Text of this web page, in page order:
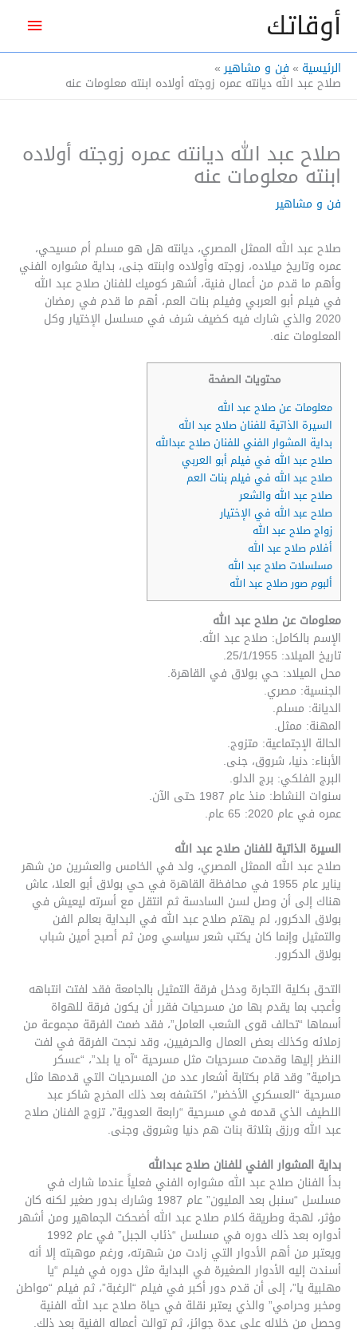
تخطي
المحتوىأوقاتك
الرئيسية فن و مشاهير
صلاح عبد الله ديانته عمره زوجته أولاده ابنته معلومات عنه
صلاح عبد الله ديانته عمره زوجته أولاده
ابنته معلومات عنه
فن و مشاهير
صلاح عبد الله الممثل المصري، ديانته هل هو مسلم أم مسيحي،
عمره وتاريخ ميلاده، زوجته وأولاده وابنته جنى، بداية مشواره الفني
وأهم ما قدم من أعمال فنية، أشهر كوميك للفنان صلاح عبد الله
في فيلم أبو العربي وفيلم بنات العم، أهم ما قدم في رمضان
2020 والذي شارك فيه كضيف شرف في مسلسل الإختيار وكل
المعلومات عنه.
محتويات الصفحة
معلومات عن صلاح عبد الله
السيرة الذاتية للفنان صلاح عبد الله
بداية المشوار الفني للفنان صلاح عبدالله
صلاح عبد الله في فيلم أبو العربي
صلاح عبد الله في فيلم بنات العم
صلاح عبد الله والشعر
صلاح عبد الله في الإختيار
زواج صلاح عبد الله
أفلام صلاح عبد الله
مسلسلات صلاح عبد الله
ألبوم صور صلاح عبد الله
معلومات عن صلاح عبد الله
الإسم بالكامل: صلاح عبد الله.
تاريخ الميلاد: 25/1/1955.
محل الميلاد: حي بولاق في القاهرة.
الجنسية: مصري.
الديانة: مسلم.
المهنة: ممثل.
الحالة الإجتماعية: متزوج.
الأبناء: دنيا، شروق، جنى.
البرج الفلكي: برج الدلو.
سنوات النشاط: منذ عام 1987 حتى الآن.
عمره في عام 2020: 65 عام.
السيرة الذاتية للفنان صلاح عبد الله
صلاح عبد الله الممثل المصري، ولد في الخامس والعشرين من شهر
يناير عام 1955 في محافظة القاهرة في حي بولاق أبو العلا، عاش
هناك إلى أن وصل لسن السادسة ثم انتقل مع أسرته ليعيش في
بولاق الدكرور، لم يهتم صلاح عبد الله في البداية بعالم الفن
والتمثيل وإنما كان يكتب شعر سياسي ومن ثم أصبح أمين شباب
بولاق الدكرور.
التحق بكلية التجارة ودخل فرقة التمثيل بالجامعة فقد لفتت انتباهه
وأعجب بما يقدم بها من مسرحيات فقرر أن يكون فرقة للهواة
أسماها “تحالف قوى الشعب العامل”، فقد ضمت الفرقة مجموعة من
زملائه وكذلك بعض العمال والحرفيين، وقد نجحت الفرقة في لفت
النظر إليها وقدمت مسرحيات مثل مسرحية “آه يا بلد”، “عسكر
حرامية” وقد قام بكتابة أشعار عدد من المسرحيات التي قدمها مثل
مسرحية “العسكري الأخضر”، اكتشفه بعد ذلك المخرج شاكر عبد
اللطيف الذي قدمه في مسرحية “رابعة العدوية”، تزوج الفنان صلاح
عبد الله ورزق بثلاثة بنات هم دنيا وشروق وجنى.
بداية المشوار الفني للفنان صلاح عبدالله
بدأ الفنان صلاح عبد الله مشواره الفني فعلياً عندما شارك في
مسلسل “سنبل بعد المليون” عام 1987 وشارك بدور صغير لكنه كان
مؤثر، لهجة وطريقة كلام صلاح عبد الله أضحكت الجماهير ومن أشهر
أدواره بعد ذلك دوره في مسلسل “ذئاب الجبل” في عام 1992
ويعتبر من أهم الأدوار التي زادت من شهرته، ورغم موهبته إلا أنه
أسندت إليه الأدوار الصغيرة في البداية مثل دوره في فيلم “يا
مهلبية يا”، إلى أن قدم دور أكبر في فيلم “الرغبة”، ثم فيلم “مواطن
ومخبر وحرامي” والذي يعتبر نقلة في حياة صلاح عبد الله الفنية
وحصل من خلاله على عدة جوائز، ثم توالت أعماله الفنية بعد ذلك.